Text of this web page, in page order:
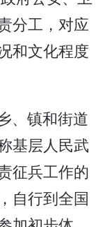
分工，对应
和文化程度
、镇和街道
基层人民武
征兵工作的
自行到全国